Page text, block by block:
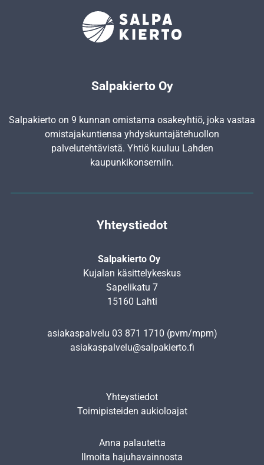
Salpakierto Oy
Salpakierto on 9 kunnan omistama osakeyhtiö, joka vastaa
omistajakuntiensa yhdyskunta­jätehuollon
palvelutehtävistä. Yhtiö kuuluu Lahden
kaupunkikonserniin.
Yhteystiedot
Salpakierto Oy
Kujalan käsittelykeskus
Sapelikatu 7
15160 Lahti
asiakaspalvelu 03 871 1710 (pvm/mpm)
asiakaspalvelu@salpakierto.fi
Yhteystiedot
Toimipisteiden aukioloajat
Anna palautetta
Ilmoita hajuhavainnosta